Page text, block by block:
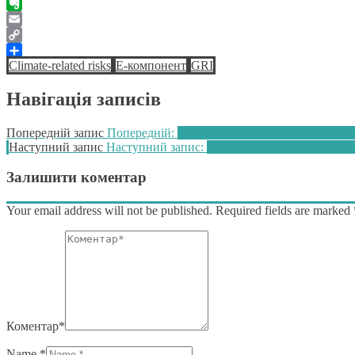
Evernote
Email
Copy
Link
Поділитися
Climate-related risks E-компонент GRI
Навігація записів
Попередній запис Попередній:
Наступний запис Наступний запис:
Залишити коментар
Your email address will not be published. Required fields are marked
Коментар*